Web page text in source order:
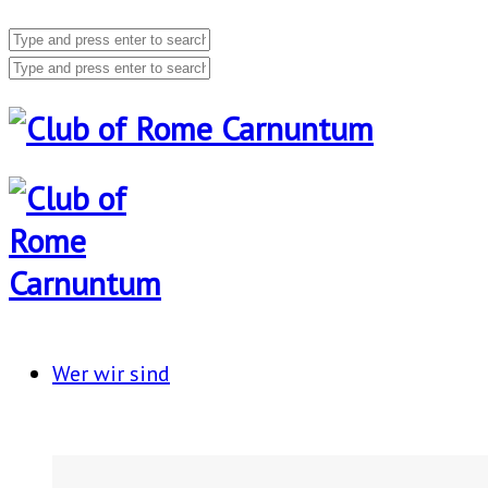
Wer wir sind